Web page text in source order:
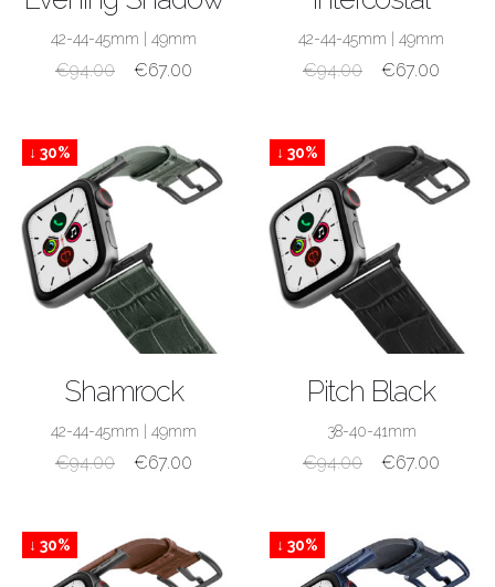
42-44-45mm 49mm
€94.00 €67.00
42-44-45mm 49mm
€94.00 €67.00
↓ 30%
Shamrock
42-44-45mm 49mm
€94.00 €67.00
↓ 30%
Pitch Black
38-40-41mm
€94.00 €67.00
↓ 30% ↓ 30%